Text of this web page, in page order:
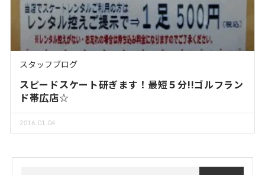
スタッフブログ
スピードスケート研ぎます！最短５分!!ゴルフラン
ド帯広店☆
2016.01.04